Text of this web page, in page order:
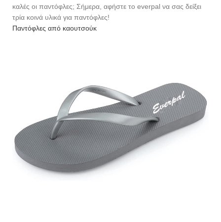
καλές οι παντόφλες; Σήμερα, αφήστε το everpal να σας δείξει
τρία κοινά υλικά για παντόφλες!
Παντόφλες από καουτσούκ